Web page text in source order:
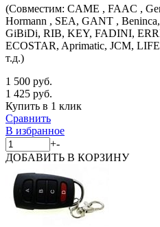
(Совместим: CAME , FAAC ,
Hormann , SEA, GANT ,
GiBiDi, RIB, KEY, FADINI,
ECOSTAR, Aprimatic, JCM,
т.д.)
1 500 руб.
1 425 руб.
Купить в 1 клик
Сравнить
В избранное
+-
ДОБАВИТЬ В КОРЗИНУ